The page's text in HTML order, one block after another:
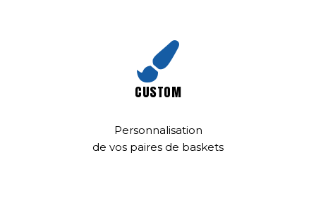
CUSTOM
Personnalisation
de vos paires de baskets